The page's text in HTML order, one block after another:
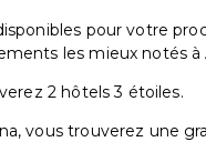
pour votre
les mieux notés
2 hôtels 3 étoiles.
vous trouverez une